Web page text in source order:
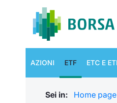
AZIONI ETF ETC E
Sei in: Home page